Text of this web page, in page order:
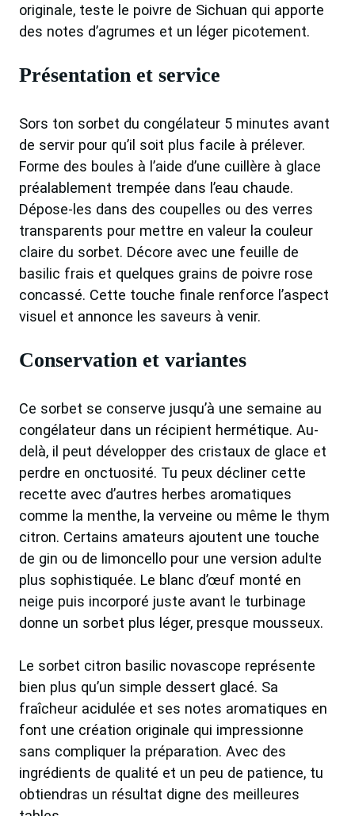
originale, teste le poivre de Sichuan qui apporte
des notes d’agrumes et un léger picotement.
Présentation et service
Sors ton sorbet du congélateur 5 minutes avant
de servir pour qu’il soit plus facile à prélever.
Forme des boules à l’aide d’une cuillère à glace
préalablement trempée dans l’eau chaude.
Dépose-les dans des coupelles ou des verres
transparents pour mettre en valeur la couleur
claire du sorbet. Décore avec une feuille de
basilic frais et quelques grains de poivre rose
concassé. Cette touche finale renforce l’aspect
visuel et annonce les saveurs à venir.
Conservation et variantes
Ce sorbet se conserve jusqu’à une semaine au
congélateur dans un récipient hermétique. Au-
delà, il peut développer des cristaux de glace et
perdre en onctuosité. Tu peux décliner cette
recette avec d’autres herbes aromatiques
comme la menthe, la verveine ou même le thym
citron. Certains amateurs ajoutent une touche
de gin ou de limoncello pour une version adulte
plus sophistiquée. Le blanc d’œuf monté en
neige puis incorporé juste avant le turbinage
donne un sorbet plus léger, presque mousseux.
Le sorbet citron basilic novascope représente
bien plus qu’un simple dessert glacé. Sa
fraîcheur acidulée et ses notes aromatiques en
font une création originale qui impressionne
sans compliquer la préparation. Avec des
ingrédients de qualité et un peu de patience, tu
obtiendras un résultat digne des meilleures